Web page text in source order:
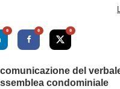
0 0 0
comunicazione del
condominiale